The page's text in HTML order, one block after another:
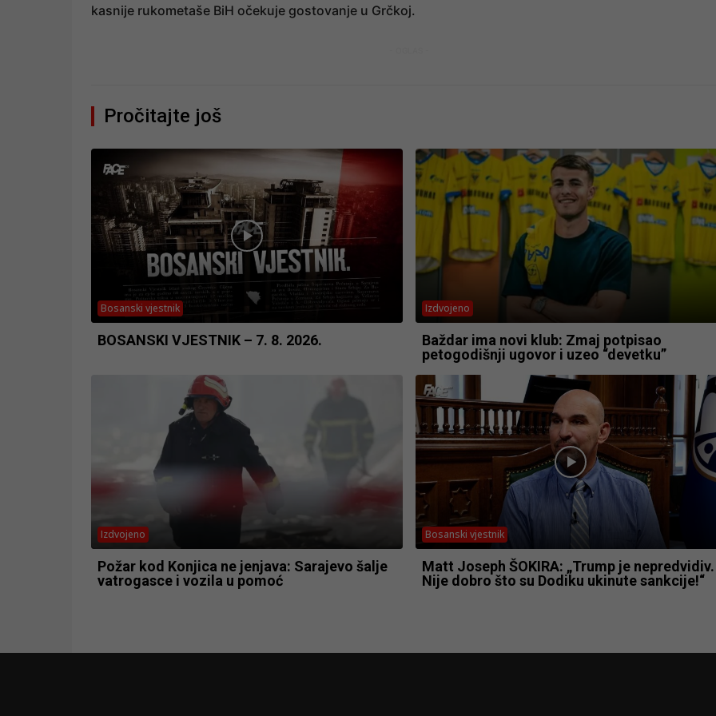
kasnije rukometaše BiH očekuje gostovanje u Grčkoj.
Pročitajte još
Bosanski vjestnik
BOSANSKI VJESTNIK – 7. 8. 2026.
Izdvojeno
Baždar ima novi klub: Zmaj potpisao
petogodišnji ugovor i uzeo “devetku”
Izdvojeno
Požar kod Konjica ne jenjava: Sarajevo šalje
vatrogasce i vozila u pomoć
Bosanski vjestnik
Matt Joseph ŠOKIRA: „Trump je nepredvidiv.
Nije dobro što su Dodiku ukinute sankcije!“